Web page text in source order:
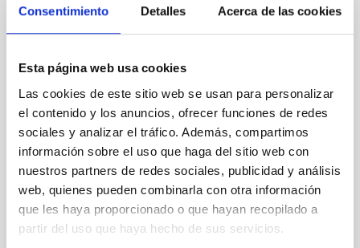
Consentimiento Detalles Acerca de las cookies
Esta página web usa cookies
Las cookies de este sitio web se usan para personalizar
el contenido y los anuncios, ofrecer funciones de redes
sociales y analizar el tráfico. Además, compartimos
información sobre el uso que haga del sitio web con
nuestros partners de redes sociales, publicidad y análisis
web, quienes pueden combinarla con otra información
que les haya proporcionado o que hayan recopilado a
partir del uso que haya hecho de sus servicios.
Las fusiones de galaxias permiten explicar
la asimetría en las velocidades estelares
del IAC y el Mare Nostrum del Centro Nacional de
Supercomputación, un equipo del IAC ha simulado el
proceso de fusión de dos galaxias siguiendo la
trayectoria de más de un millón de partículas y sus
interacciones. Con estas simulaciones se consigue
reproducir el comportamiento de las velocidades
estelares en galaxias elípticas.
Fecha de publicación 01/01/2006